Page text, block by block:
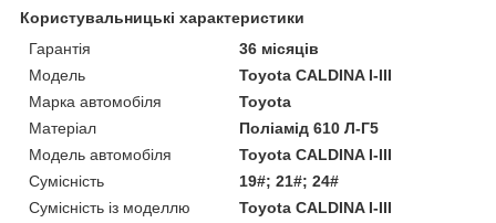
Користувальницькі характеристики
Гарантія
36 місяців
Мoдель
Toyota CALDINA I-III
Марка автомобіля
Toyota
Матеріал
Поліамід 610 Л-Г5
Модель автомобіля
Toyota CALDINA I-III
Сумісність
19#; 21#; 24#
Сумісність із моделлю
Toyota CALDINA I-III